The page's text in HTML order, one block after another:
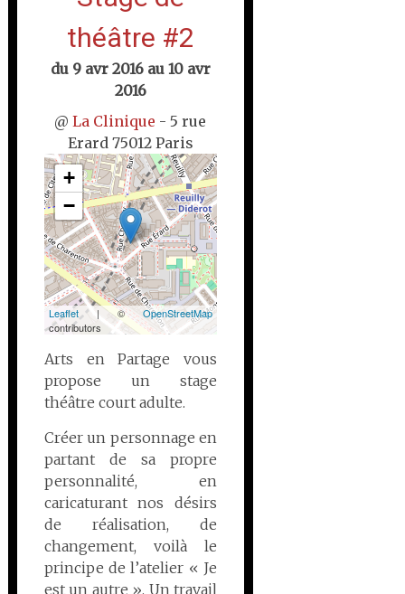
théâtre #2
du 9 avr 2016au 10 avr
2016
@La Clinique - 5 rue
Erard 75012 Paris
+
−
Leaflet| © OpenStreetMap
contributors
Arts en Partage vous
propose un stage
théâtre court adulte.
Créer un personnage en
partant de sa propre
personnalité, en
caricaturant nos désirs
de réalisation, de
changement, voilà le
principe de l’atelier « Je
est un autre ». Un travail